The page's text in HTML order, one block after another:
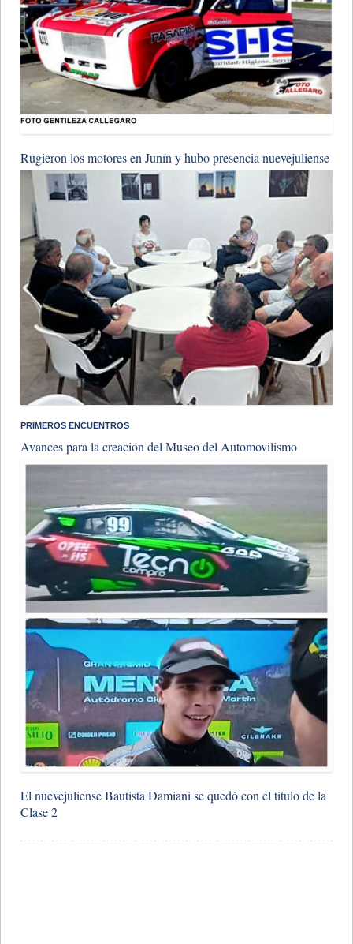
Rugieron los motores en Junín y hubo presencia nuevejuliense
​PRIMEROS ENCUENTROS
Avances para la creación del Museo del Automovilismo
​El nuevejuliense Bautista Damiani se quedó con el título de la
Clase 2